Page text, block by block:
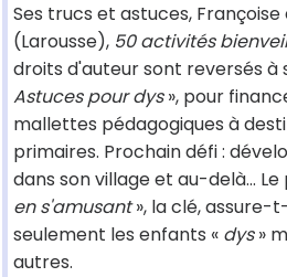
Ses trucs et astuces,
(Larousse), 50 activités
droits d'auteur sont reversés à
Astuces pour dys», pour
mallettes pédagogiques à
primaires. Prochain défi :
dans son village et au-delà... Le
en s'amusant», la clé, assure-
seulement les enfants « dys»
autres.